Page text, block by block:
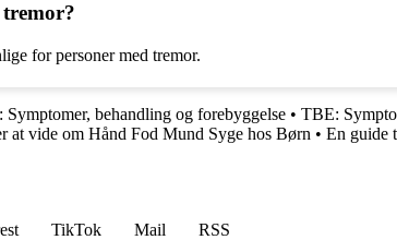
for personer med tremor.
behandling og forebyggelse • TBE:
at vide om Hånd Fod Mund Syge hos Børn • En guide
TikTok Mail
RSS